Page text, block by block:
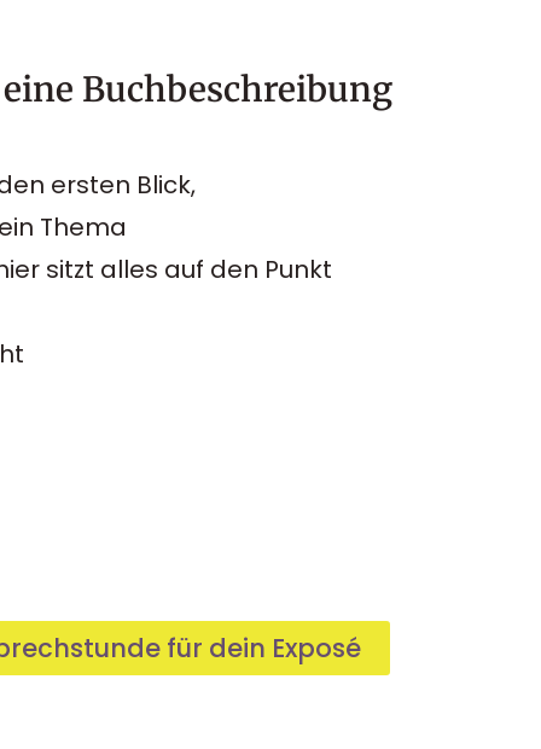
Buchbeschreibung
ersten Blick,
Thema
sitzt alles auf den Punkt
für dein Exposé